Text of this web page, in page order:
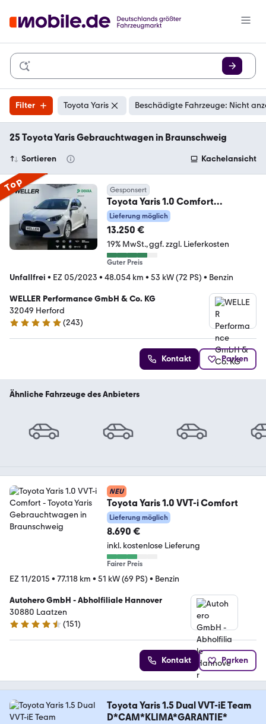
Filter Toyota Yaris Beschädigte Fahrzeuge: Nicht
25 Toyota Yaris Gebrauchtwagen in Braunschweig
Sortieren Kachelansicht
Top Gesponsert
Toyota Yaris 1.0 Comfort
*CarPlay*Kamera*ACC*Spurhalt
e*
Lieferung möglich
13.250 €
19% MwSt. ggf. zzgl. Lieferkosten
Guter Preis
Unfallfrei • EZ 05/2023 • 48.054 km • 53 kW (72 PS) • Benzin
WELLER Performance GmbH & Co. KG
32049 Herford
4.8 Sterne
(243)
Kontakt Parken
Ähnliche Fahrzeuge des Anbieters
NEU
Toyota Yaris 1.0 VVT-i Comfort
Lieferung möglich
8.690 €
inkl. kostenlose Lieferung
Fairer Preis
EZ 11/2015 • 77.118 km • 51 kW (69 PS) • Benzin
Autohero GmbH - Abholfiliale Hannover
30880 Laatzen
4.7 Sterne
(151)
Kontakt Parken
Toyota Yaris 1.5 Dual VVT-iE Team
D*CAM*KLIMA*GARANTIE*